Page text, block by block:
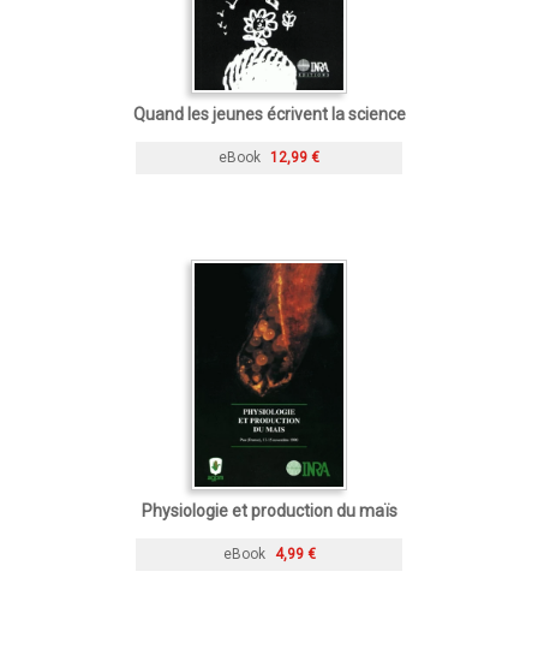
Quand les jeunes écrivent la science
eBook 12,99 €
Physiologie et production du maïs
eBook 4,99 €